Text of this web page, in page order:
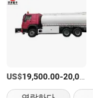
US$19,500.00-20,000.00